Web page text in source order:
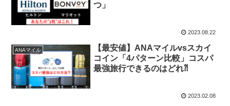
つ」
2023.08.22
ANAマイル
【最安値】ANAマイルvsスカイ
コイン「4パターン比較」コスパ
最強旅行できるのはどれ⁈
2023.02.08